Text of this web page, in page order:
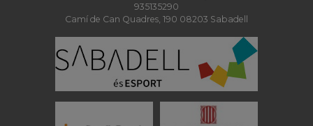
935135290
Camí de Can Quadres, 190 08203 Sabadell